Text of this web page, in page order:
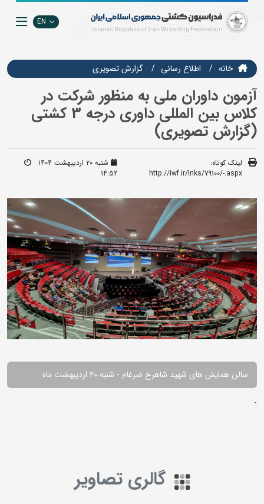
EN
خانه اطلاع رسانی گزارش تصويري
آزمون داوران ملی به منظور شرکت در
کلاس بین المللی داوری درجه 3 کشتی
(گزارش تصویری)
لینک کوتاه:
http://iwf.ir/lnks/79100/-.aspx
شنبه ۲۰ اردیبهشت ۱۴۰۴
14:52
سالن همایش های شهید شاهرخ ضرغام - شنبه 20 اردیبهشت ماه
-
گالری تصاویر